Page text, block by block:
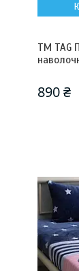
ТМ TAG
890 ₴